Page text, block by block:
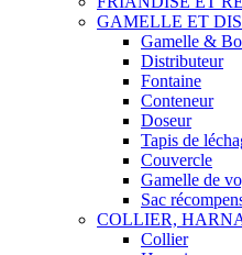
GAMELLE ET
Gamelle &
Distributeur
Fontaine
Conteneur
Doseur
Tapis de
Couvercle
Gamelle de
Sac
COLLIER,
Collier